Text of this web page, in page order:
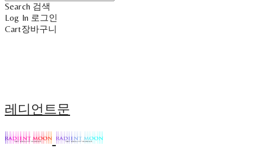
Search 검색
Log In 로그인
Cart장바구니
레디언트문